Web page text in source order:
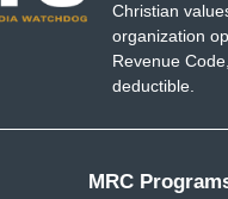
Christian
organization
Revenue
deductible.
MRC